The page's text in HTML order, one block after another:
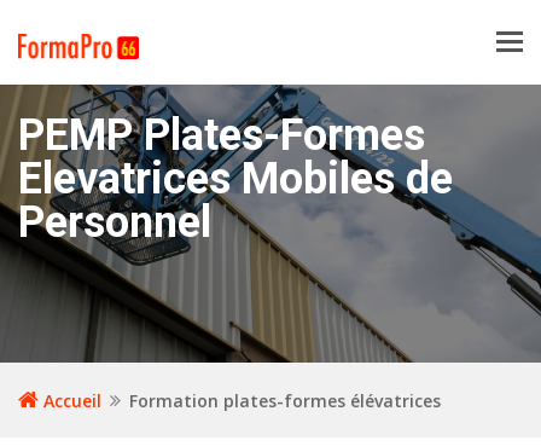
PEMP Plates-Formes
Elevatrices Mobiles de
Personnel
Accueil Formation plates-formes élévatrices